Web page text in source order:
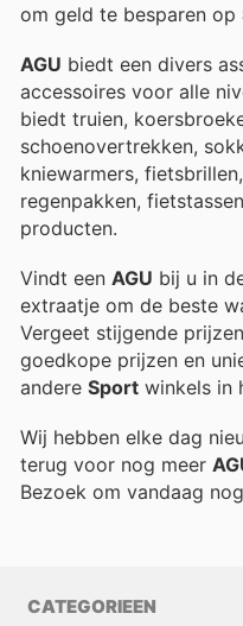
om geld te besparen op
AGU biedt een divers
accessoires voor alle
biedt truien,
schoenovertrekken,
kniewarmers,
regenpakken,
producten.
Vindt een AGU bij u in
extraatje om de beste
Vergeet stijgende
goedkope prijzen en
andere Sport winkels in
Wij hebben elke dag
terug voor nog meer
Bezoek om vandaag
CATEGORIEEN